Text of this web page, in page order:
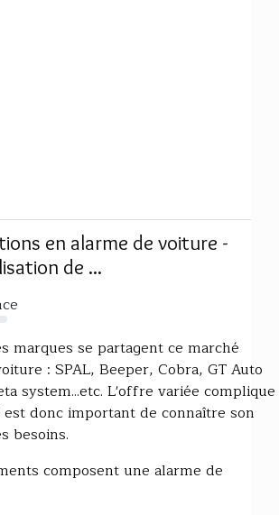
en alarme de voiture -
de ...
marques se partagent ce marché
: SPAL, Beeper, Cobra, GT Auto
system...etc. L'offre variée complique
donc important de connaître son
besoins.
composent une alarme de